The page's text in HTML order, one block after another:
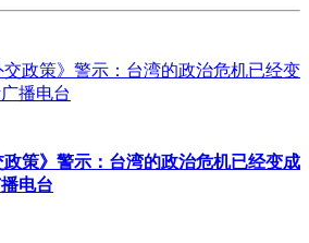
策》警示：台湾的政治危机已经变成
电台